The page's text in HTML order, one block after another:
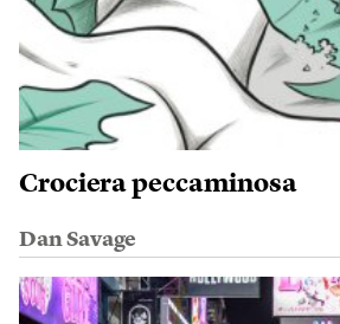
Crociera peccaminosa
Dan Savage